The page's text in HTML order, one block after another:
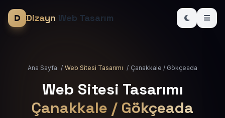
Dizayn Web Tasarım
Ana Sayfa / Web Sitesi Tasarımı / Çanakkale / Gökçeada
Web Sitesi Tasarımı
Çanakkale / Gökçeada